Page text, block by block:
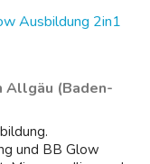
Ausbildung 2in1
Allgäu (Baden-
und BB Glow